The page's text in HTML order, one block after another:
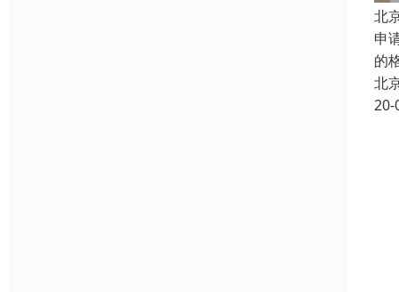
北
申
的
北
20-